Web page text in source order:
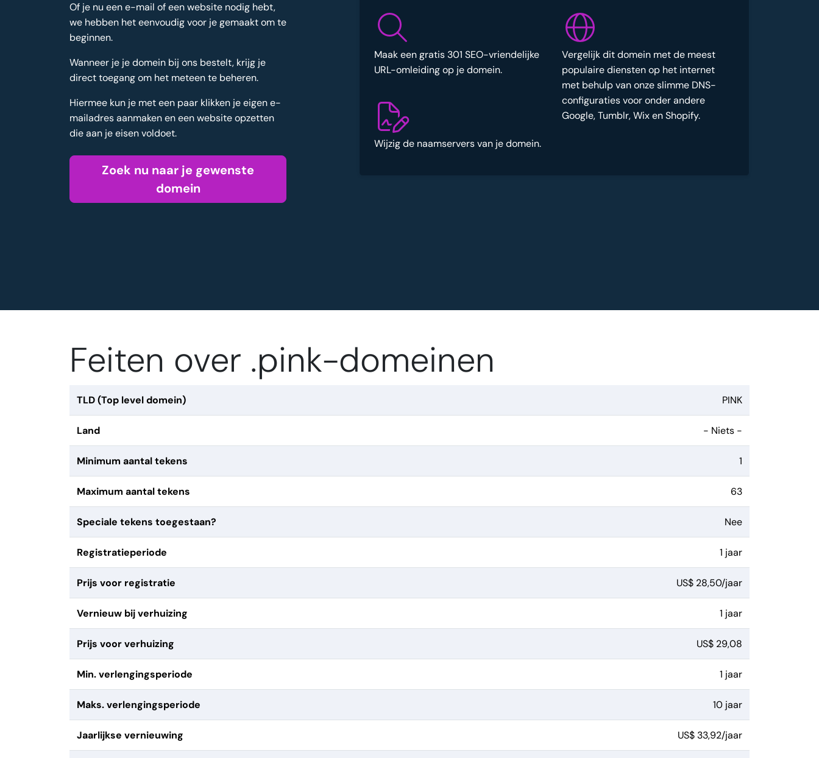
Of je nu een e-mail of een website nodig hebt,
we hebben het eenvoudig voor je gemaakt om te
beginnen.
Wanneer je je domein bij ons bestelt, krijg je
direct toegang om het meteen te beheren.
Hiermee kun je met een paar klikken je eigen e-
mailadres aanmaken en een website opzetten
die aan je eisen voldoet.
Zoek nu naar je gewenste
domein
Maak een gratis 301 SEO-vriendelijke
URL-omleiding op je domein.
Wijzig de naamservers van je domein.
Vergelijk dit domein met de meest
populaire diensten op het internet
met behulp van onze slimme DNS-
configuraties voor onder andere
Google, Tumblr, Wix en Shopify.
Feiten over .pink-domeinen
TLD (Top level domein) PINK
Land - Niets -
Minimum aantal tekens 1
Maximum aantal tekens 63
Speciale tekens toegestaan? Nee
Registratieperiode 1 jaar
Prijs voor registratie US$ 28,50/jaar
Vernieuw bij verhuizing 1 jaar
Prijs voor verhuizing US$ 29,08
Min. verlengingsperiode 1 jaar
Maks. verlengingsperiode 10 jaar
Jaarlijkse vernieuwing US$ 33,92/jaar